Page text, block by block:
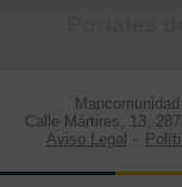
Calle Mártires, 13,
Aviso Legal -